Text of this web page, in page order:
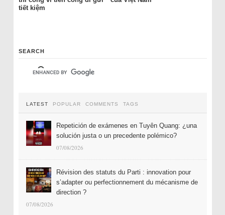
tiết kiệm
SEARCH
LATEST POPULAR COMMENTS TAGS
Repetición de exámenes en Tuyên Quang: ¿una
solución justa o un precedente polémico?
07/08/2026
Révision des statuts du Parti : innovation pour
s’adapter ou perfectionnement du mécanisme de
direction ?
07/08/2026